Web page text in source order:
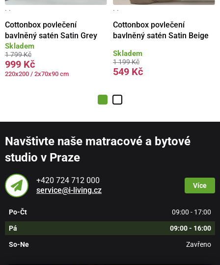
· ·
Cottonbox povlečení
bavlněný satén Satin Grey
Skladem
1 799 Kč
999 Kč
220x200 / 2x70x90 cm
· ·
Cottonbox povlečení
bavlněný satén Satin Beige
Skladem
1 199 Kč
549 Kč
Navštivte naše matracové a bytové
studio v Praze
+420 724 712 000
service@i-living.cz
Více
Po-Čt 09:00 - 17:00
Pá 09:00 - 16:00
So-Ne Zavřeno